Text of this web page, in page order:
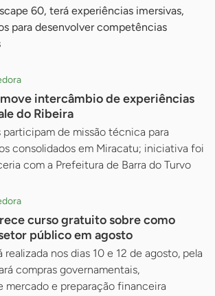
60, terá experiências imersivas,
para desenvolver competências
intercâmbio de experiências
do Ribeira
participam de missão técnica para
consolidados em Miracatu; iniciativa foi
com a Prefeitura de Barra do Turvo
curso gratuito sobre como
público em agosto
nos dias 10 e 12 de agosto, pela
compras governamentais,
mercado e preparação financeira